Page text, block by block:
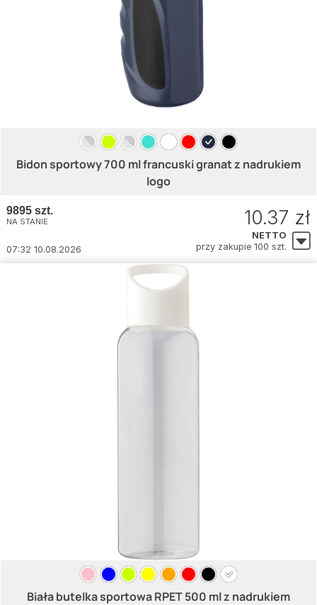
Bidon sportowy 700 ml francuski granat z nadrukiem
logo
9895 szt.
NA STANIE
07:32 10.08.2026
10.37 zł
NETTO
przy zakupie 100 szt.
Biała butelka sportowa RPET 500 ml z nadrukiem